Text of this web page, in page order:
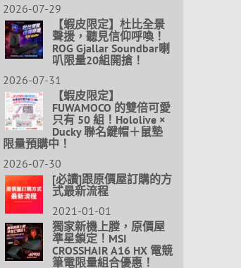
2026-07-29
【蝦皮限定】杜比全景
聲援，聽見信仰呼喚！
ROG Gjallar Soundbar喇
叭限量20組開搶！
2026-07-31
【蝦皮限定】
FUWAMOCO 的雙倍可愛
只有 50 組！Hololive ×
Ducky 聯名鍵帽＋鼠墊
限量預購中！
2026-07-30
[必讀]跟原價屋訂購的方
式最新流程
2021-01-01
獨家新機上膛，原價屋
準星鎖定！MSI
CROSSHAIR A16 HX 電競
筆電限量組合優惠！